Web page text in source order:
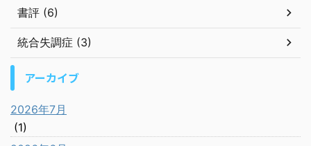
書評 (6)
統合失調症 (3)
アーカイブ
2026年7月
(1)